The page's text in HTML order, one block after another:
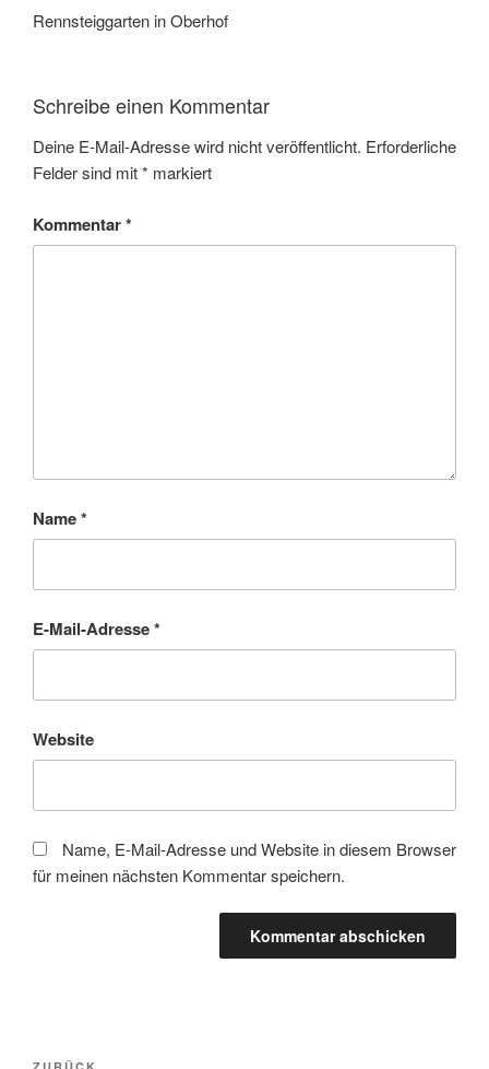
Rennsteiggarten in Oberhof
Schreibe einen Kommentar
Deine E-Mail-Adresse wird nicht veröffentlicht. Erforderliche
Felder sind mit* markiert
Kommentar*
Name*
E-Mail-Adresse*
Website
Name, E-Mail-Adresse und Website in diesem Browser
für meinen nächsten Kommentar speichern.
Beitragsnavigation